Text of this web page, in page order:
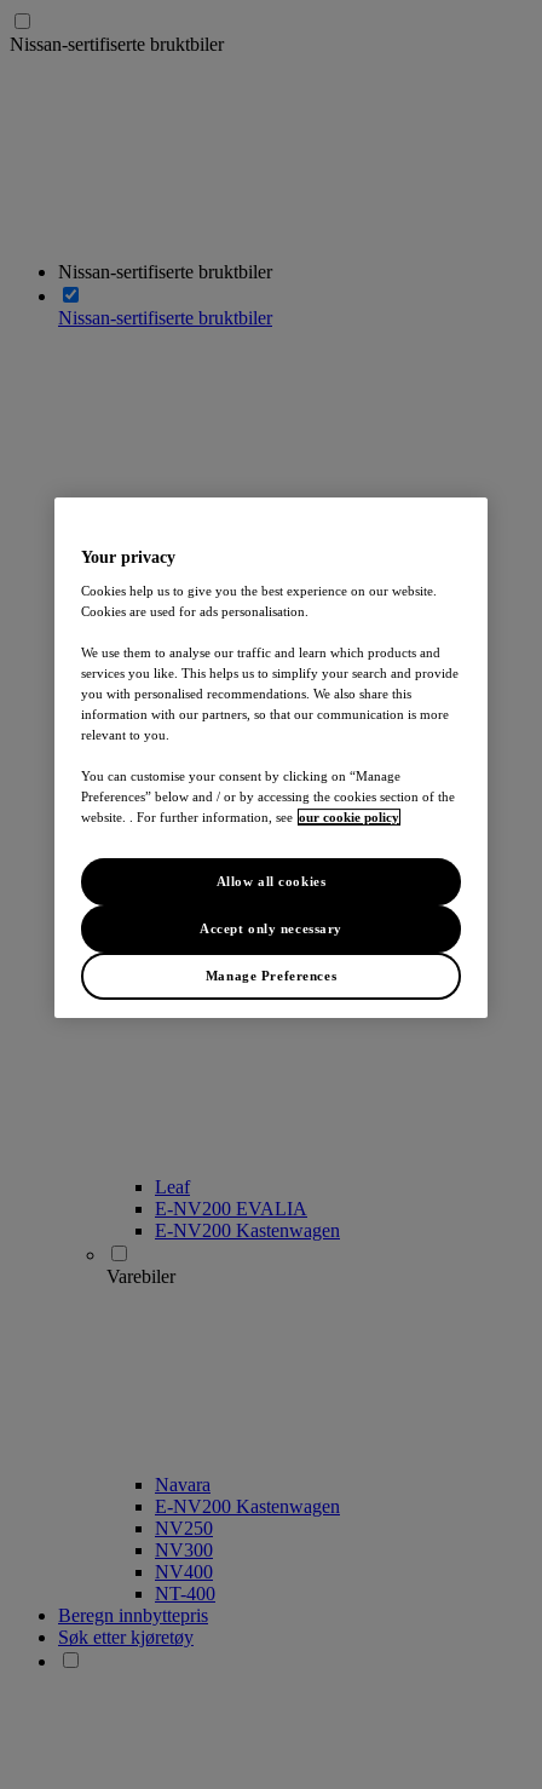
Nissan-sertifiserte bruktbiler
Nissan-sertifiserte bruktbiler
Nissan-sertifiserte bruktbiler
Personbiler
Micra
Juke
Qashqai
Pulsar
Leaf
E-NV200 EVALIA
E-NV200 Kastenwagen
Varebiler
Navara
E-NV200 Kastenwagen
NV250
NV300
NV400
NT-400
Beregn innbyttepris
Søk etter kjøretøy
Your privacy
Cookies help us to give you the best experience on our website.
Cookies are used for ads personalisation.
We use them to analyse our traffic and learn which products and
services you like. This helps us to simplify your search and provide
you with personalised recommendations. We also share this
information with our partners, so that our communication is more
relevant to you.
You can customise your consent by clicking on “Manage
Preferences” below and / or by accessing the cookies section of the
website. . For further information, see our cookie policy
Manage Preferences
Accept only necessary
Allow all cookies